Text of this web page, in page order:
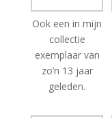
zo’n 13 jaar
geleden.